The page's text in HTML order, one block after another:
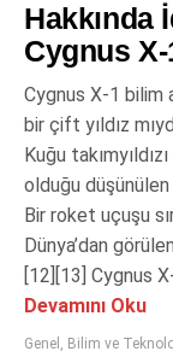
Hakkında
Cygnus X-
Cygnus X-1 bilim
bir çift yıldız
Kuğu
olduğu düşünülen
Bir roket uçuşu
Dünya’dan
[12][13] Cygnus
Devamını Oku
Genel , Bilim ve